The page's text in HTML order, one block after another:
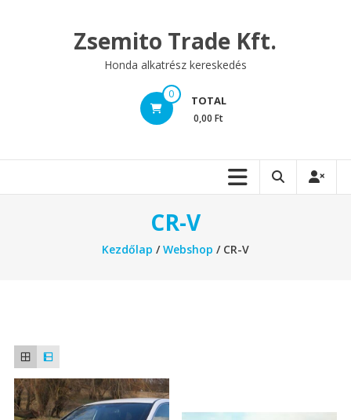
Zsemito Trade Kft.
Honda alkatrész kereskedés
0 TOTAL
0,00 Ft
CR-V
Kezdőlap /Webshop / CR-V